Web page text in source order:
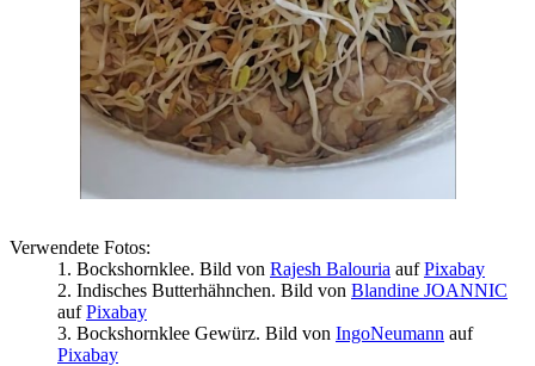
Verwendete Fotos:
1. Bockshornklee. Bild von Rajesh Balouria aufPixabay
2. Indisches Butterhähnchen. Bild von Blandine JOANNIC
aufPixabay
3. Bockshornklee Gewürz. Bild von IngoNeumann auf
Pixabay